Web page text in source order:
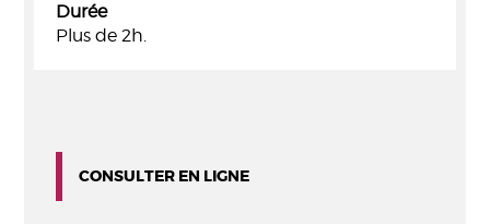
Durée
Plus de 2h.
CONSULTER EN LIGNE